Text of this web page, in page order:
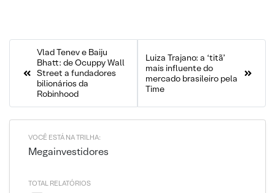
Vlad Tenev e Baiju
Bhatt: de Ocuppy Wall
Street a fundadores
bilionários da
Robinhood
Luiza Trajano: a ‘titã’
mais influente do
mercado brasileiro pela
Time
VOCÊ ESTÁ NA TRILHA:
Megainvestidores
TOTAL RELATÓRIOS